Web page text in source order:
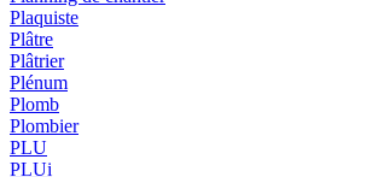
Plaquiste
Plâtre
Plâtrier
Plénum
Plomb
Plombier
PLU
PLUi